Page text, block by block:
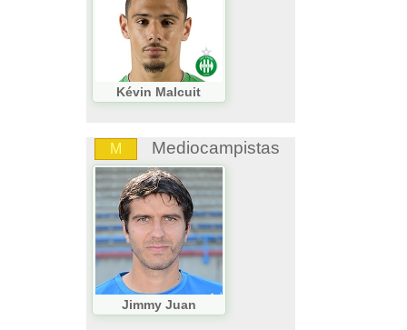
Kévin Malcuit
M Mediocampistas
Jimmy Juan